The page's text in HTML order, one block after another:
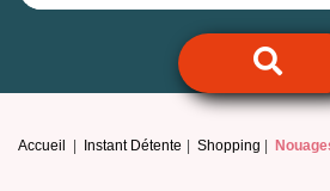
Accueil Instant Détente Shopping